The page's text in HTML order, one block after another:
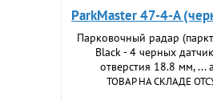
ParkMaster 47-4-A
Парковочный радар
Black - 4 черных
отверстия 18.8 мм, ...
ТОВАР НА СКЛАДЕ